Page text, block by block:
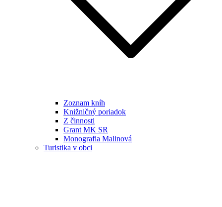
Zoznam kníh
Knižničný poriadok
Z činnosti
Grant MK SR
Monografia Malinová
Turistika v obci